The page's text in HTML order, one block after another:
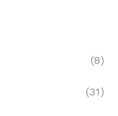
(8)
(31)